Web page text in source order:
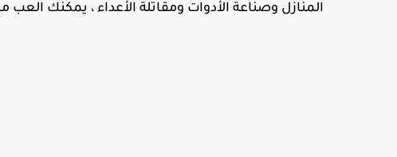
المنازل وصناعة الأدوات ومقاتلة الأعداء ، يمكنك